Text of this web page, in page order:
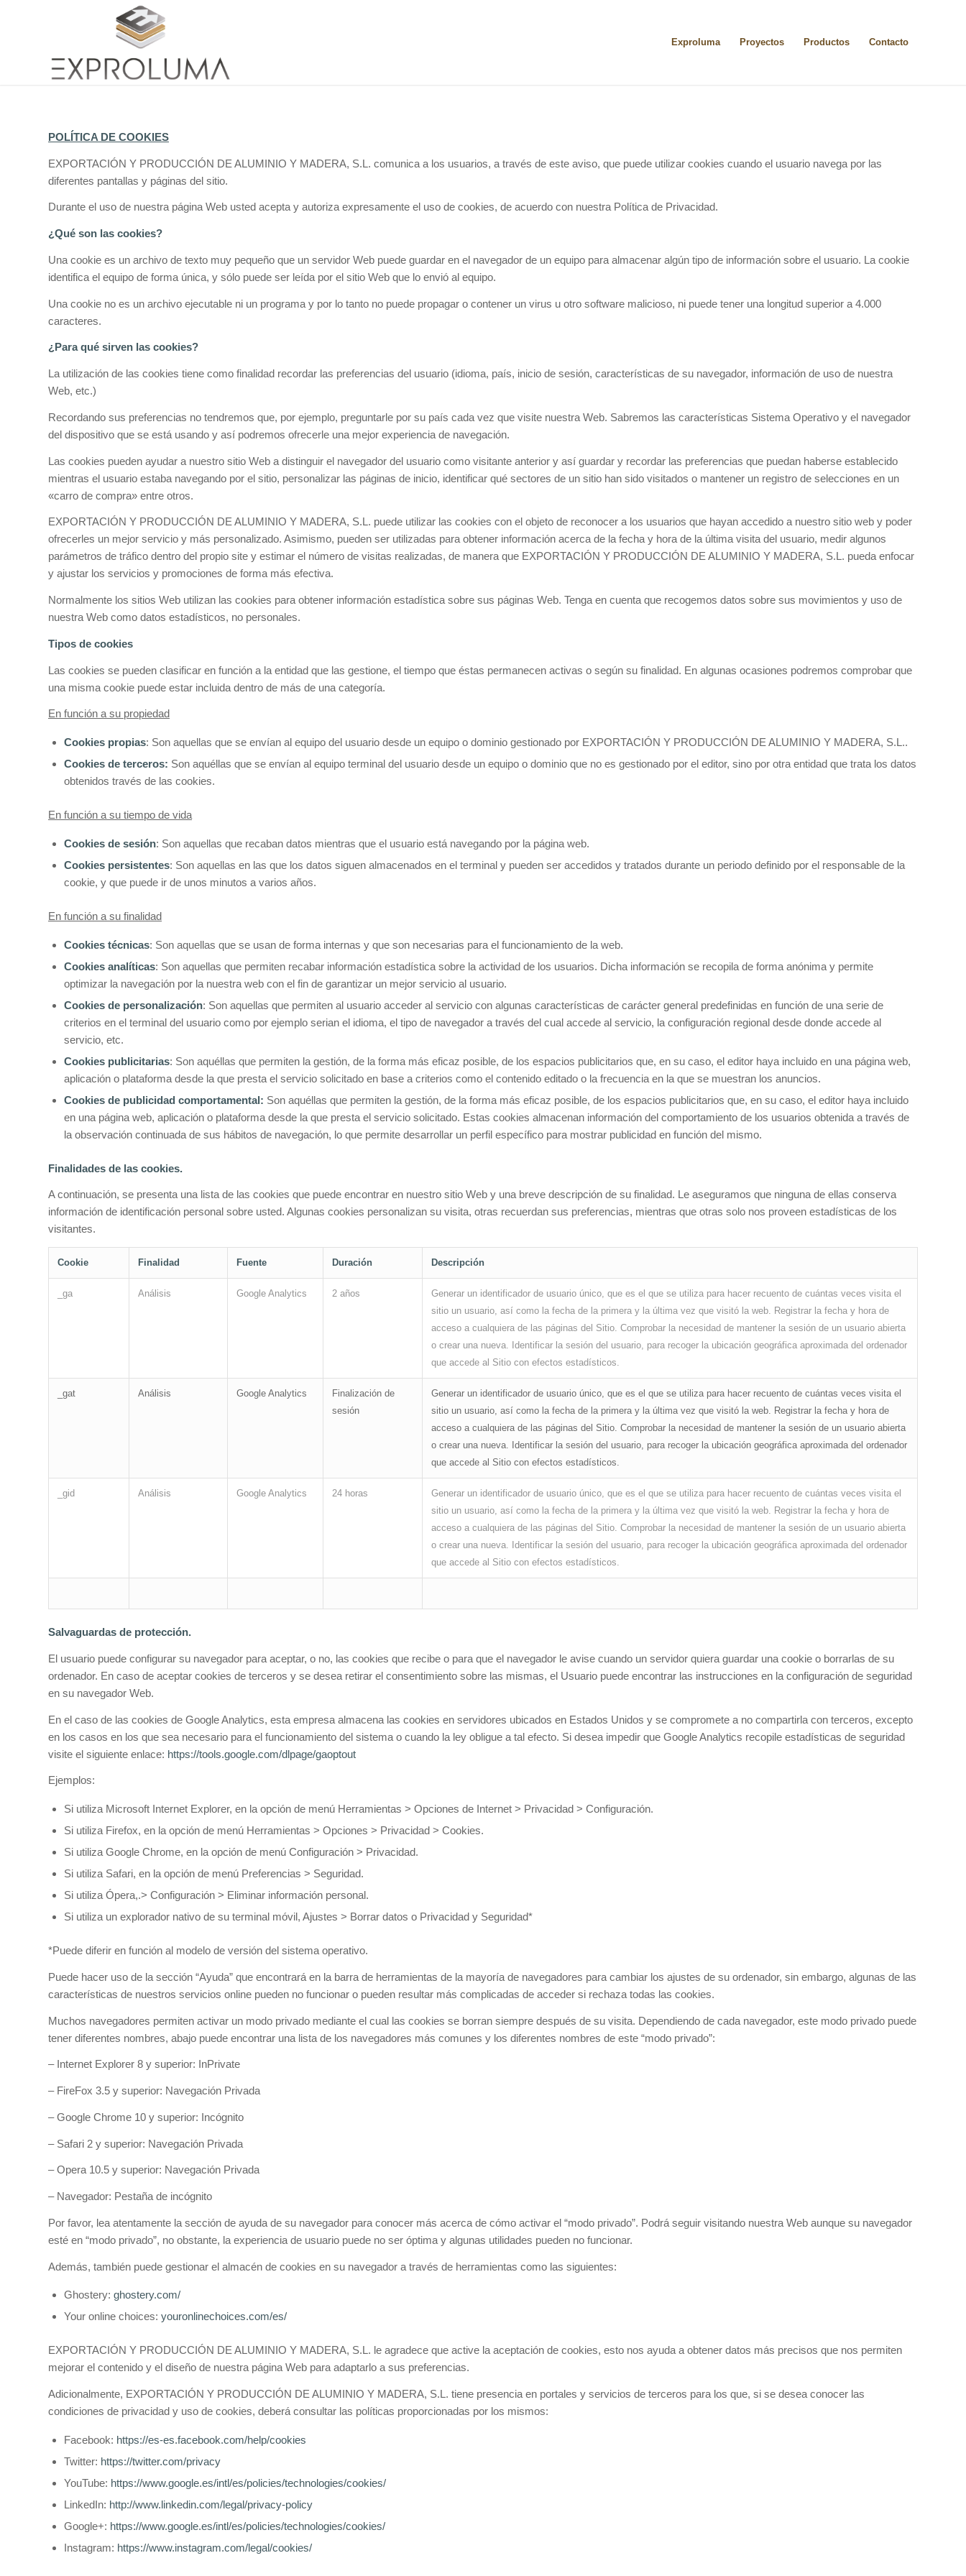
Exproluma Proyectos Productos Contacto
POLÍTICA DE COOKIES
EXPORTACIÓN Y PRODUCCIÓN DE ALUMINIO Y MADERA, S.L. comunica a los usuarios, a través de este aviso, que puede utilizar cookies cuando el usuario navega por las
diferentes pantallas y páginas del sitio.
Durante el uso de nuestra página Web usted acepta y autoriza expresamente el uso de cookies, de acuerdo con nuestra Política de Privacidad.
¿Qué son las cookies?
Una cookie es un archivo de texto muy pequeño que un servidor Web puede guardar en el navegador de un equipo para almacenar algún tipo de información sobre el usuario. La cookie
identifica el equipo de forma única, y sólo puede ser leída por el sitio Web que lo envió al equipo.
Una cookie no es un archivo ejecutable ni un programa y por lo tanto no puede propagar o contener un virus u otro software malicioso, ni puede tener una longitud superior a 4.000
caracteres.
¿Para qué sirven las cookies?
La utilización de las cookies tiene como finalidad recordar las preferencias del usuario (idioma, país, inicio de sesión, características de su navegador, información de uso de nuestra
Web, etc.)
Recordando sus preferencias no tendremos que, por ejemplo, preguntarle por su país cada vez que visite nuestra Web. Sabremos las características Sistema Operativo y el navegador
del dispositivo que se está usando y así podremos ofrecerle una mejor experiencia de navegación.
Las cookies pueden ayudar a nuestro sitio Web a distinguir el navegador del usuario como visitante anterior y así guardar y recordar las preferencias que puedan haberse establecido
mientras el usuario estaba navegando por el sitio, personalizar las páginas de inicio, identificar qué sectores de un sitio han sido visitados o mantener un registro de selecciones en un
«carro de compra» entre otros.
EXPORTACIÓN Y PRODUCCIÓN DE ALUMINIO Y MADERA, S.L. puede utilizar las cookies con el objeto de reconocer a los usuarios que hayan accedido a nuestro sitio web y poder
ofrecerles un mejor servicio y más personalizado. Asimismo, pueden ser utilizadas para obtener información acerca de la fecha y hora de la última visita del usuario, medir algunos
parámetros de tráfico dentro del propio site y estimar el número de visitas realizadas, de manera que EXPORTACIÓN Y PRODUCCIÓN DE ALUMINIO Y MADERA, S.L. pueda enfocar
y ajustar los servicios y promociones de forma más efectiva.
Normalmente los sitios Web utilizan las cookies para obtener información estadística sobre sus páginas Web. Tenga en cuenta que recogemos datos sobre sus movimientos y uso de
nuestra Web como datos estadísticos, no personales.
Tipos de cookies
Las cookies se pueden clasificar en función a la entidad que las gestione, el tiempo que éstas permanecen activas o según su finalidad. En algunas ocasiones podremos comprobar que
una misma cookie puede estar incluida dentro de más de una categoría.
En función a su propiedad
Cookies propias: Son aquellas que se envían al equipo del usuario desde un equipo o dominio gestionado por EXPORTACIÓN Y PRODUCCIÓN DE ALUMINIO Y MADERA, S.L..
Cookies de terceros: Son aquéllas que se envían al equipo terminal del usuario desde un equipo o dominio que no es gestionado por el editor, sino por otra entidad que trata los datos
obtenidos través de las cookies.
En función a su tiempo de vida
Cookies de sesión: Son aquellas que recaban datos mientras que el usuario está navegando por la página web.
Cookies persistentes: Son aquellas en las que los datos siguen almacenados en el terminal y pueden ser accedidos y tratados durante un periodo definido por el responsable de la
cookie, y que puede ir de unos minutos a varios años.
En función a su finalidad
Cookies técnicas: Son aquellas que se usan de forma internas y que son necesarias para el funcionamiento de la web.
Cookies analíticas: Son aquellas que permiten recabar información estadística sobre la actividad de los usuarios. Dicha información se recopila de forma anónima y permite
optimizar la navegación por la nuestra web con el fin de garantizar un mejor servicio al usuario.
Cookies de personalización: Son aquellas que permiten al usuario acceder al servicio con algunas características de carácter general predefinidas en función de una serie de
criterios en el terminal del usuario como por ejemplo serian el idioma, el tipo de navegador a través del cual accede al servicio, la configuración regional desde donde accede al
servicio, etc.
Cookies publicitarias: Son aquéllas que permiten la gestión, de la forma más eficaz posible, de los espacios publicitarios que, en su caso, el editor haya incluido en una página web,
aplicación o plataforma desde la que presta el servicio solicitado en base a criterios como el contenido editado o la frecuencia en la que se muestran los anuncios.
Cookies de publicidad comportamental: Son aquéllas que permiten la gestión, de la forma más eficaz posible, de los espacios publicitarios que, en su caso, el editor haya incluido
en una página web, aplicación o plataforma desde la que presta el servicio solicitado. Estas cookies almacenan información del comportamiento de los usuarios obtenida a través de
la observación continuada de sus hábitos de navegación, lo que permite desarrollar un perfil específico para mostrar publicidad en función del mismo.
Finalidades de las cookies.
A continuación, se presenta una lista de las cookies que puede encontrar en nuestro sitio Web y una breve descripción de su finalidad. Le aseguramos que ninguna de ellas conserva
información de identificación personal sobre usted. Algunas cookies personalizan su visita, otras recuerdan sus preferencias, mientras que otras solo nos proveen estadísticas de los
visitantes.
Cookie Finalidad Fuente Duración Descripción
_ga Análisis Google Analytics 2 años
Generar un identificador de usuario único, que es el que se utiliza para hacer recuento de cuántas veces visita el
sitio un usuario, así como la fecha de la primera y la última vez que visitó la web. Registrar la fecha y hora de
acceso a cualquiera de las páginas del Sitio. Comprobar la necesidad de mantener la sesión de un usuario abierta
o crear una nueva. Identificar la sesión del usuario, para recoger la ubicación geográfica aproximada del ordenador
que accede al Sitio con efectos estadísticos.
_gat Análisis Google Analytics
Finalización de
sesión
Generar un identificador de usuario único, que es el que se utiliza para hacer recuento de cuántas veces visita el
sitio un usuario, así como la fecha de la primera y la última vez que visitó la web. Registrar la fecha y hora de
acceso a cualquiera de las páginas del Sitio. Comprobar la necesidad de mantener la sesión de un usuario abierta
o crear una nueva. Identificar la sesión del usuario, para recoger la ubicación geográfica aproximada del ordenador
que accede al Sitio con efectos estadísticos.
_gid Análisis Google Analytics 24 horas
Generar un identificador de usuario único, que es el que se utiliza para hacer recuento de cuántas veces visita el
sitio un usuario, así como la fecha de la primera y la última vez que visitó la web. Registrar la fecha y hora de
acceso a cualquiera de las páginas del Sitio. Comprobar la necesidad de mantener la sesión de un usuario abierta
o crear una nueva. Identificar la sesión del usuario, para recoger la ubicación geográfica aproximada del ordenador
que accede al Sitio con efectos estadísticos.
Salvaguardas de protección.
El usuario puede configurar su navegador para aceptar, o no, las cookies que recibe o para que el navegador le avise cuando un servidor quiera guardar una cookie o borrarlas de su
ordenador. En caso de aceptar cookies de terceros y se desea retirar el consentimiento sobre las mismas, el Usuario puede encontrar las instrucciones en la configuración de seguridad
en su navegador Web.
En el caso de las cookies de Google Analytics, esta empresa almacena las cookies en servidores ubicados en Estados Unidos y se compromete a no compartirla con terceros, excepto
en los casos en los que sea necesario para el funcionamiento del sistema o cuando la ley obligue a tal efecto. Si desea impedir que Google Analytics recopile estadísticas de seguridad
visite el siguiente enlace: https://tools.google.com/dlpage/gaoptout
Ejemplos:
Si utiliza Microsoft Internet Explorer, en la opción de menú Herramientas > Opciones de Internet > Privacidad > Configuración.
Si utiliza Firefox, en la opción de menú Herramientas > Opciones > Privacidad > Cookies.
Si utiliza Google Chrome, en la opción de menú Configuración > Privacidad.
Si utiliza Safari, en la opción de menú Preferencias > Seguridad.
Si utiliza Ópera,.> Configuración > Eliminar información personal.
Si utiliza un explorador nativo de su terminal móvil, Ajustes > Borrar datos o Privacidad y Seguridad*
*Puede diferir en función al modelo de versión del sistema operativo.
Puede hacer uso de la sección “Ayuda” que encontrará en la barra de herramientas de la mayoría de navegadores para cambiar los ajustes de su ordenador, sin embargo, algunas de las
características de nuestros servicios online pueden no funcionar o pueden resultar más complicadas de acceder si rechaza todas las cookies.
Muchos navegadores permiten activar un modo privado mediante el cual las cookies se borran siempre después de su visita. Dependiendo de cada navegador, este modo privado puede
tener diferentes nombres, abajo puede encontrar una lista de los navegadores más comunes y los diferentes nombres de este “modo privado”:
– Internet Explorer 8 y superior: InPrivate
– FireFox 3.5 y superior: Navegación Privada
– Google Chrome 10 y superior: Incógnito
– Safari 2 y superior: Navegación Privada
– Opera 10.5 y superior: Navegación Privada
– Navegador: Pestaña de incógnito
Por favor, lea atentamente la sección de ayuda de su navegador para conocer más acerca de cómo activar el “modo privado”. Podrá seguir visitando nuestra Web aunque su navegador
esté en “modo privado”, no obstante, la experiencia de usuario puede no ser óptima y algunas utilidades pueden no funcionar.
Además, también puede gestionar el almacén de cookies en su navegador a través de herramientas como las siguientes:
Ghostery: ghostery.com/
Your online choices: youronlinechoices.com/es/
EXPORTACIÓN Y PRODUCCIÓN DE ALUMINIO Y MADERA, S.L. le agradece que active la aceptación de cookies, esto nos ayuda a obtener datos más precisos que nos permiten
mejorar el contenido y el diseño de nuestra página Web para adaptarlo a sus preferencias.
Adicionalmente, EXPORTACIÓN Y PRODUCCIÓN DE ALUMINIO Y MADERA, S.L. tiene presencia en portales y servicios de terceros para los que, si se desea conocer las
condiciones de privacidad y uso de cookies, deberá consultar las políticas proporcionadas por los mismos:
Facebook: https://es-es.facebook.com/help/cookies
Twitter: https://twitter.com/privacy
YouTube: https://www.google.es/intl/es/policies/technologies/cookies/
LinkedIn: http://www.linkedin.com/legal/privacy-policy
Google+: https://www.google.es/intl/es/policies/technologies/cookies/
Instagram: https://www.instagram.com/legal/cookies/